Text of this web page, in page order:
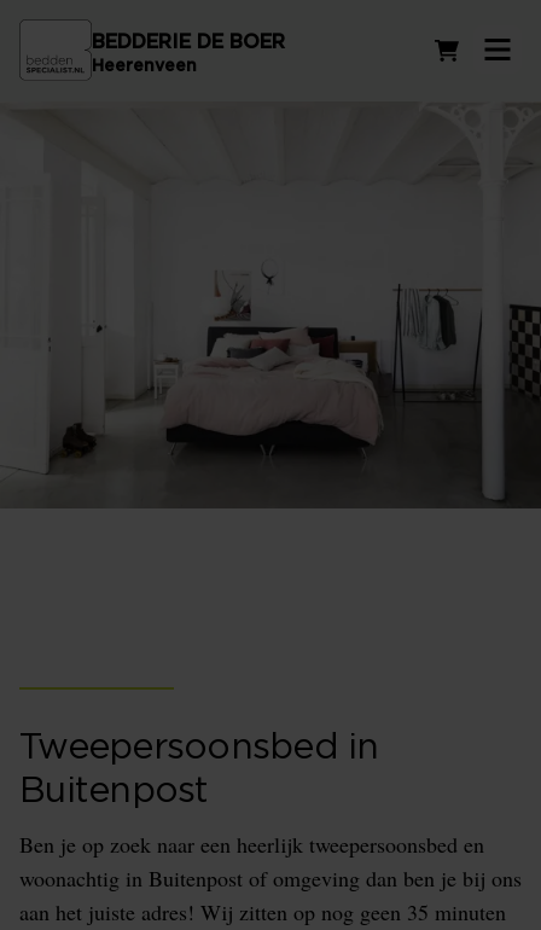
BEDDERIE DE BOER
Heerenveen
Tweepersoonsbed in
Buitenpost
Ben je op zoek naar een heerlijk tweepersoonsbed en
woonachtig in Buitenpost of omgeving dan ben je bij ons
aan het juiste adres! Wij zitten op nog geen 35 minuten